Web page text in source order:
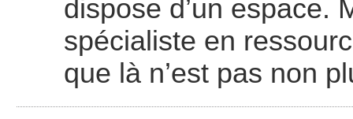
dispose d’un espace.
spécialiste en
que là n’est pas non